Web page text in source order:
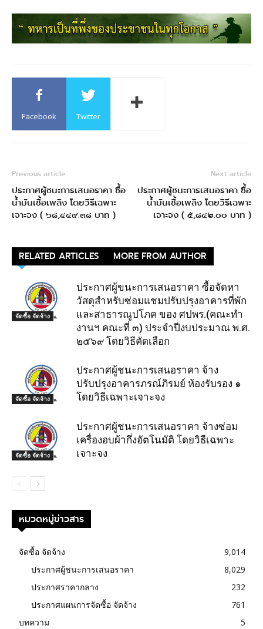
Facebook Twitter
Previous article
ประกาศผู้ชนะการเสนอราคา ซื้อ
น้ำมันเชื้อเพลิง โดยวิธีเฉพาะ
เจาะจง ( ๖๘,๔๔๙.๓๘ บาท )
Next article
ประกาศผู้ชนะการเสนอราคา ซื้อ
น้ำมันเชื้อเพลิง โดยวิธีเฉพาะ
เจาะจง ( ๕,๘๔๒.๐๐ บาท )
RELATED ARTICLES MORE FROM AUTHOR
จัดซื้อ จัดจ้าง
ประกาศผู้ขนะการเสนอราคา ซื้อจัดหา
วัสดุสำหรับซ่อมแชมปรับปรุงอาคารที่พัก
และสาธารณูปโภค ของ ศปพร.(คณะทำ
งานฯ คณะที่ ๓) ประจำปีงบประมาณ พ.ศ.
๒๕๖๙ โดยวิธีคัดเลือก
จัดซื้อ จัดจ้าง
ประกาศผู้ชนะการเสนอราคา จ้าง
ปรับปรุงอาคารภรณ์ภิรมย์ ห้องรับรอง ๑
โดยวิธีเฉพาะเจาะจง
จัดซื้อ จัดจ้าง
ประกาศผู้ชนะการเสนอราคา จ้างซ่อม
เครื่องอบผ้ากึ่งอัตโนมัติ โดยวิธีเฉพาะ
เจาะจง
หมวดหมู่ข่าวสาร
จัดซื้อ จัดจ้าง
9,014
ประกาศผู้ชนะการเสนอราคา
8,029
ประกาศราคากลาง
232
ประกาศแผนการจัดซื้อ จัดจ้าง
761
บทความ
5